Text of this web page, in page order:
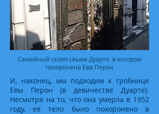
Семейный склеп сеьми Дуарте, в котором
похоронена Ева Перон
И, наконец, мы подходим к гробнице
Евы Перон (в девичестве Дуарте).
Несмотря на то, что она умерла в 1952
году, её тело было похоронено в